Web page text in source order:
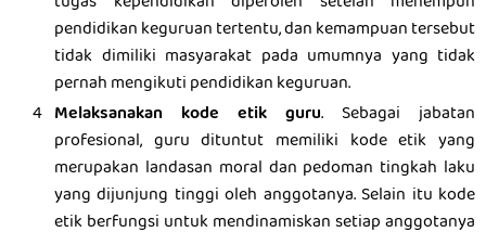
pendidikan keguruan tertentu, dan kemampuan tersebut
tidak dimiliki masyarakat pada umumnya yang tidak
pernah mengikuti pendidikan keguruan.
Melaksanakan kode etik guru. Sebagai jabatan
profesional, guru dituntut memiliki kode etik yang
merupakan landasan moral dan pedoman tingkah laku
yang dijunjung tinggi oleh anggotanya. Selain itu kode
etik berfungsi untuk mendinamiskan setiap anggotanya